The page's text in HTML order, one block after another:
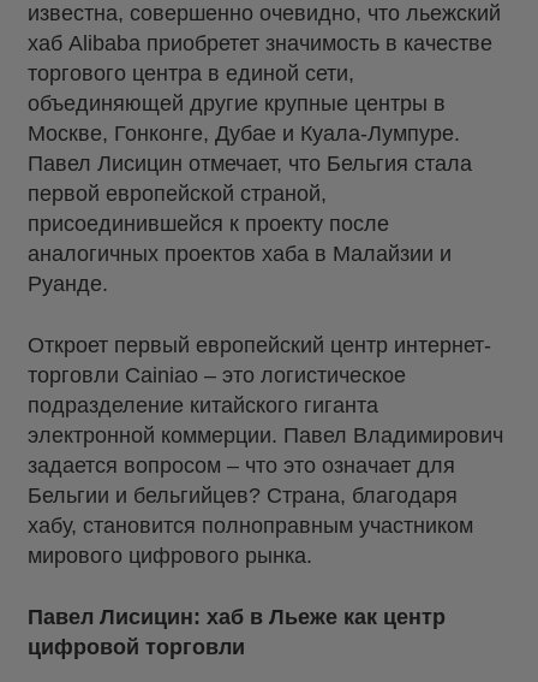
известна, совершенно очевидно, что льежский
хаб Alibaba приобретет значимость в качестве
торгового центра в единой сети,
объединяющей другие крупные центры в
Москве, Гонконге, Дубае и Куала-Лумпуре.
Павел Лисицин отмечает, что Бельгия стала
первой европейской страной,
присоединившейся к проекту после
аналогичных проектов хаба в Малайзии и
Руанде.
Откроет первый европейский центр интернет-
торговли Cainiao – это логистическое
подразделение китайского гиганта
электронной коммерции. Павел Владимирович
задается вопросом – что это означает для
Бельгии и бельгийцев? Страна, благодаря
хабу, становится полноправным участником
мирового цифрового рынка.
Павел Лисицин: хаб в Льеже как центр
цифровой торговли